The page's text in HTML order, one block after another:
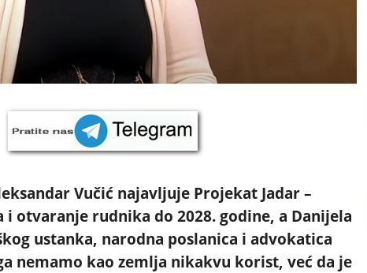
Vučić najavljuje Projekat Jadar –
otvaranje rudnika do 2028. godine, a Danijela
ustanka, narodna poslanica i advokatica
nemamo kao zemlja nikakvu korist, već da je